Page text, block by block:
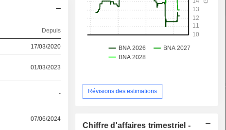
Depuis
17/03/2020
01/03/2023
-
07/06/2024
Révisions des estimations
Chiffre d'affaires trimestriel -